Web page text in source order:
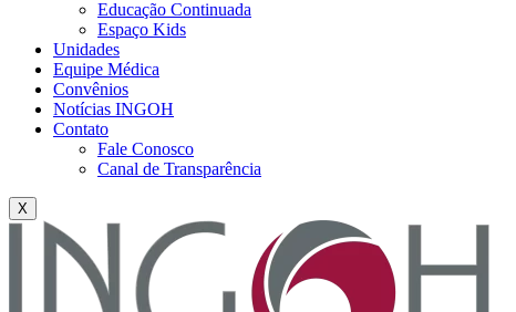
Educação Continuada
Espaço Kids
Unidades
Equipe Médica
Convênios
Notícias INGOH
Contato
Fale Conosco
Canal de Transparência
X